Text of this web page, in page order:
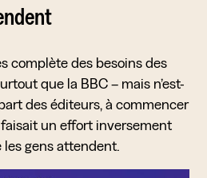
complète des besoins des
que la BBC – mais n’est-
des éditeurs, à commencer
un effort inversement
les gens attendent.